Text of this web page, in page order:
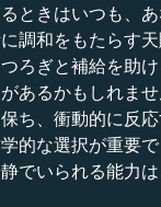
ときはいつも、
調和をもたらす
ろぎと補給を助
あるかもしれま
ち、衝動的に反
的な選択が重要
でいられる能力